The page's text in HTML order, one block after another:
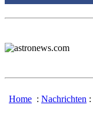
Home : Nachrichten :